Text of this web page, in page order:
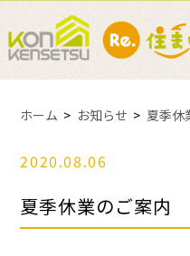
ホーム お知らせ 夏季休
2020.08.06
夏季休業のご案内